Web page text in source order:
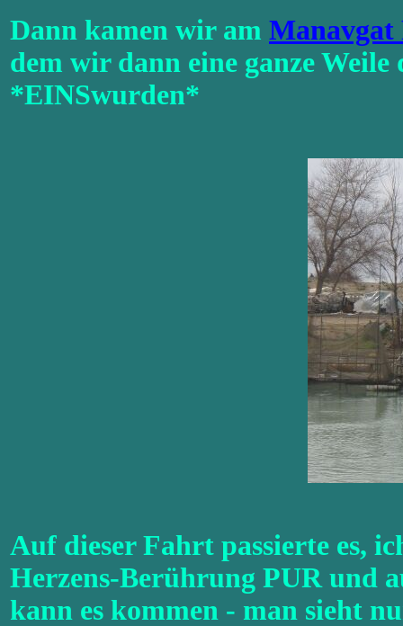
Dann kamen wir am Manavgat
dem wir dann eine ganze
*EINSwurden*
Auf dieser Fahrt passierte es,
Herzens-Berührung PUR und
kann es kommen - man sieht